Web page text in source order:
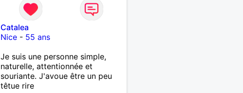
Catalea
Nice - 55 ans
Je suis une personne simple,
naturelle, attentionnée et
souriante. J'avoue être un peu
têtue rire